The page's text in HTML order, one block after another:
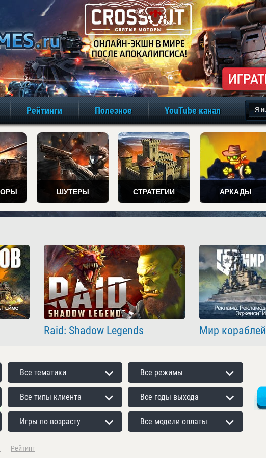
игры онлайн бесплатно
Рейтинги Полезное YouTube канал
ШУТЕРЫ СТРАТЕГИИ АРКАДЫ
Raid: Shadow Legends Мир кораблей
Все тематики Все режимы
Все типы клиента Все годы выхода
Игры по возрасту Все модели оплаты
Рейтинг